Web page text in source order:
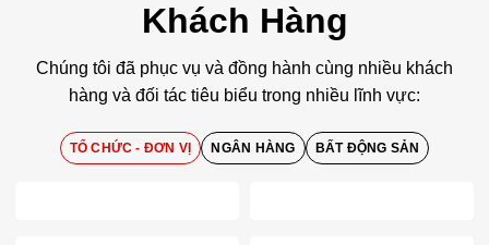
Khách Hàng
Chúng tôi đã phục vụ và đồng hành cùng nhiều khách
hàng và đối tác tiêu biểu trong nhiều lĩnh vực:
TỔ CHỨC - ĐƠN VỊ NGÂN HÀNG BẤT ĐỘNG SẢN